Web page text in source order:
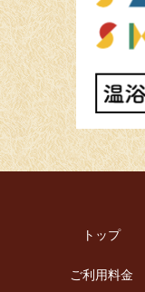
トップ
ご利用料金